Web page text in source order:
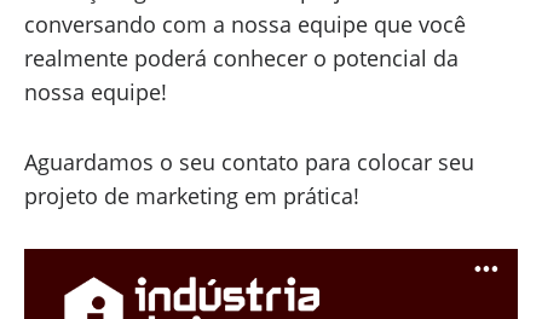
conversando com a nossa equipe que você
realmente poderá conhecer o potencial da
nossa equipe!
Aguardamos o seu contato para colocar seu
projeto de marketing em prática!